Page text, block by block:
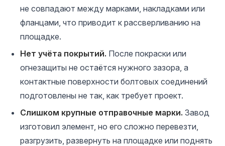
не совпадают между марками, накладками или
фланцами, что приводит к рассверливанию на
площадке.
Нет учёта покрытий. После покраски или
огнезащиты не остаётся нужного зазора, а
контактные поверхности болтовых соединений
подготовлены не так, как требует проект.
Слишком крупные отправочные марки. Завод
изготовил элемент, но его сложно перевезти,
разгрузить, развернуть на площадке или поднять